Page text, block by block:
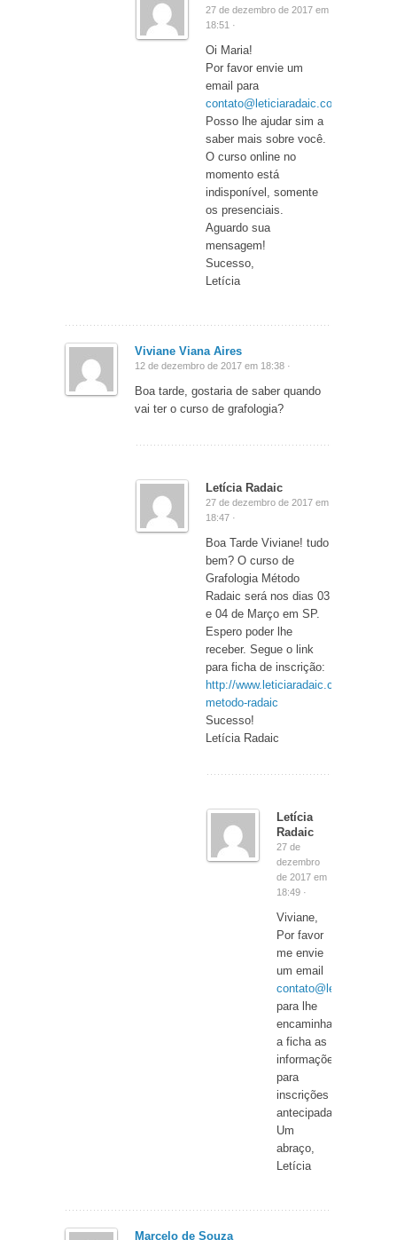
27 de dezembro de 2017 em
18:51 ·
Oi Maria!
Por favor envie um
email para
contato@leticiaradaic.com.br
Posso lhe ajudar sim a
saber mais sobre você.
O curso online no
momento está
indisponível, somente
os presenciais.
Aguardo sua
mensagem!
Sucesso,
Letícia
Viviane Viana Aires
12 de dezembro de 2017 em 18:38 ·
Boa tarde, gostaria de saber quando
vai ter o curso de grafologia?
Letícia Radaic
27 de dezembro de 2017 em
18:47 ·
Boa Tarde Viviane! tudo
bem? O curso de
Grafologia Método
Radaic será nos dias 03
e 04 de Março em SP.
Espero poder lhe
receber. Segue o link
para ficha de inscrição:
http://www.leticiaradaic.com.br/
metodo-radaic
Sucesso!
Letícia Radaic
Letícia
Radaic
27 de
dezembro
de 2017 em
18:49 ·
Viviane,
Por favor
me envie
um email
para lhe
encaminhar
a ficha as
informações
para
inscrições
antecipadas.
Um
abraço,
Letícia
Marcelo de Souza